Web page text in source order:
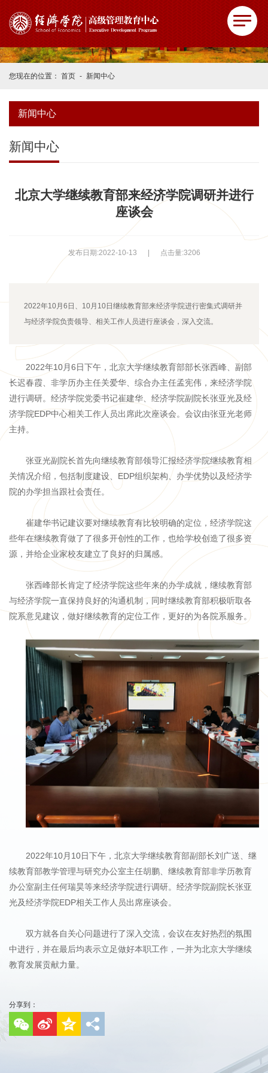
您现在的位置： 首页 - 新闻中心
新闻中心
新闻中心
北京大学继续教育部来经济学院调研并进行
座谈会
发布日期:2022-10-13 点击量:3206
2022年10月6日、10月10日继续教育部来经济学院进行密集式调研并
与经济学院负责领导、相关工作人员进行座谈会，深入交流。
2022年10月6日下午，北京大学继续教育部部长张西峰、副部
长迟春霞、非学历办主任关爱华、综合办主任孟宪伟，来经济学院
进行调研。经济学院党委书记崔建华、经济学院副院长张亚光及经
济学院EDP中心相关工作人员出席此次座谈会。会议由张亚光老师
主持。
张亚光副院长首先向继续教育部领导汇报经济学院继续教育相
关情况介绍，包括制度建设、EDP组织架构、办学优势以及经济学
院的办学担当跟社会责任。
崔建华书记建议要对继续教育有比较明确的定位，经济学院这
些年在继续教育做了了很多开创性的工作，也给学校创造了很多资
源，并给企业家校友建立了良好的归属感。
张西峰部长肯定了经济学院这些年来的办学成就，继续教育部
与经济学院一直保持良好的沟通机制，同时继续教育部积极听取各
院系意见建议，做好继续教育的定位工作，更好的为各院系服务。
2022年10月10日下午，北京大学继续教育部副部长刘广送、继
续教育部教学管理与研究办公室主任胡鹏、继续教育部非学历教育
办公室副主任何瑞昊等来经济学院进行调研。经济学院副院长张亚
光及经济学院EDP相关工作人员出席座谈会。
双方就各自关心问题进行了深入交流，会议在友好热烈的氛围
中进行，并在最后均表示立足做好本职工作，一并为北京大学继续
教育发展贡献力量。
分享到：